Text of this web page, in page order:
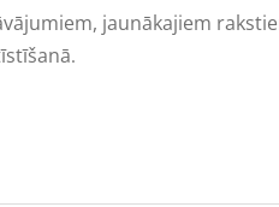
jaunākajiem
.